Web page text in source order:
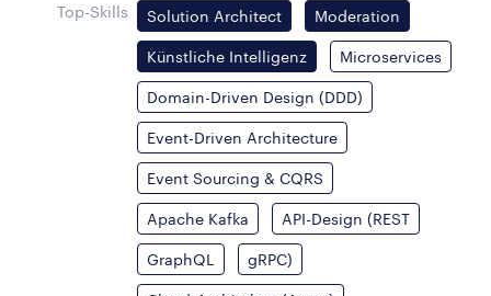
Top-Skills Solution Architect Moderation
Künstliche Intelligenz Microservices
Domain-Driven Design (DDD)
Event-Driven Architecture
Event Sourcing & CQRS
Apache Kafka API-Design (REST
GraphQL gRPC)